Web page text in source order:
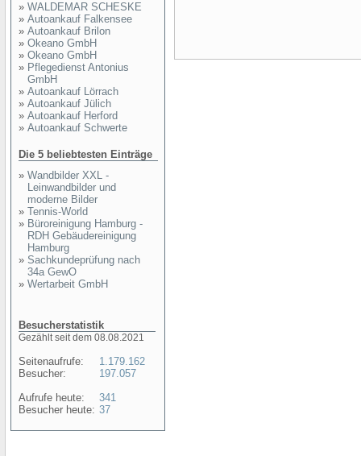
» WALDEMAR SCHESKE
» Autoankauf Falkensee
» Autoankauf Brilon
» Okeano GmbH
» Okeano GmbH
» Pflegedienst Antonius
GmbH
» Autoankauf Lörrach
» Autoankauf Jülich
» Autoankauf Herford
» Autoankauf Schwerte
Die 5 beliebtesten Einträge
» Wandbilder XXL -
Leinwandbilder und
moderne Bilder
» Tennis-World
» Büroreinigung Hamburg -
RDH Gebäudereinigung
Hamburg
» Sachkundeprüfung nach
34a GewO
» Wertarbeit GmbH
Besucherstatistik
Gezählt seit dem 08.08.2021
Seitenaufrufe:
Besucher:
Aufrufe heute:
Besucher heute:
1.179.162
197.057
341
37